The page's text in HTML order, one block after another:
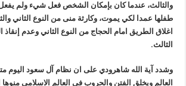
والثالث، عندما كان بإمكان الشخص فعل شيء ولم يفعل
طفلها عمدا لكي يموت، وكارثة منى من النوع الثاني
اغلاق الطريق امام الحجاج من النوع الثاني وعدم إنقاذ
الثالث.
وشدد آية الله شاهرودي على ان نظام آل سعود اليوم
العالم ويخلق الفتن والحروب في العالم الاسلامي